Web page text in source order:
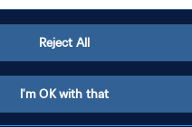
Reject All
I'm OK with that